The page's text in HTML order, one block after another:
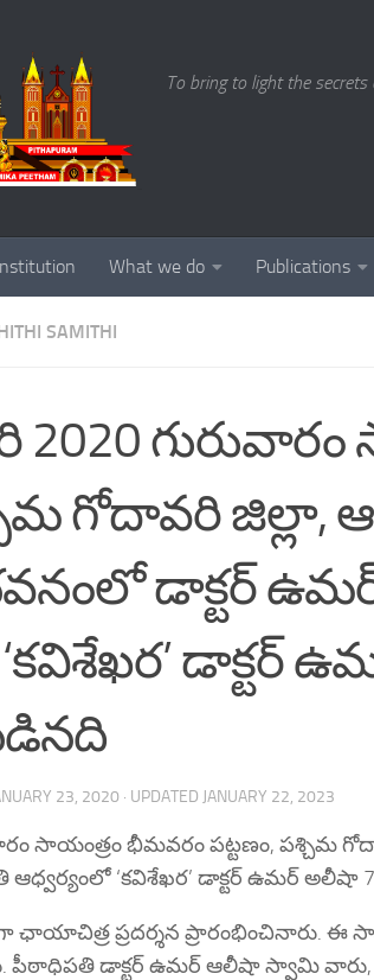
To bring to light the
What we do Publications
SAMITHI
2020
గోదావరి జిల్లా,
డాక్టర్
డాక్టర్
23, 2020 · UPDATED JANUARY 22, 2023
సాయంత్రం భీమవరం పట్టణం, పశ్చిమ
‘కవిశేఖర’ డాక్టర్ ఉమర్ అలీషా
ఛాయాచిత్ర ప్రదర్శన ప్రారంభించినారు.
పీఠాధిపతి డాక్టర్ ఉమర్ ఆలీషా స్వామి వారు,